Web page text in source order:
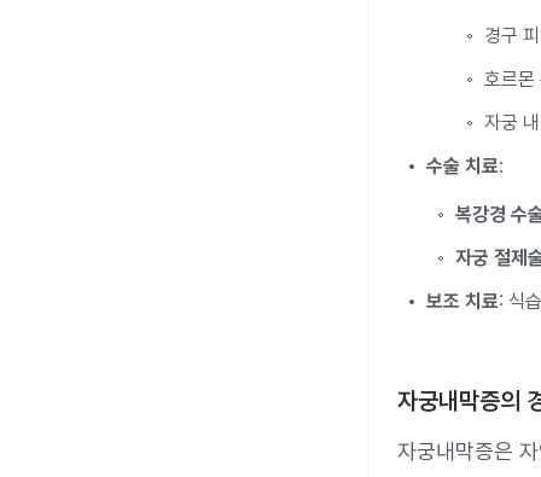
경구
호르몬
자궁
수술 치료:
복강경 수
자궁 절제
보조 치료: 식
자궁내막증의
자궁내막증은